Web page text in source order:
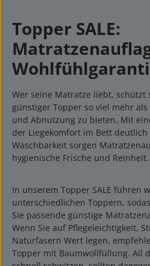
Topper SALE:
Wer seine Matratze liebt, schützt
günstiger Topper so viel mehr
und Abnutzung zu bieten. Mit
der Liegekomfort im Bett
Waschbarkeit sorgen
hygienische Frische und Reinheit.
In unserem Topper SALE führen
unterschiedlichen Toppern,
Sie passende günstige
Wenn Sie auf Pflegeleichtigkeit,
Naturfasern Wert legen,
Topper mit Baumwollfüllung. All